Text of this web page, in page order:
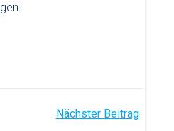
Nächster Beitrag